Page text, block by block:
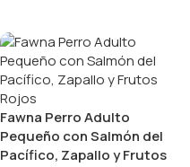
Fawna Perro Adulto
Pequeño con Salmón del
Pacífico, Zapallo y Frutos